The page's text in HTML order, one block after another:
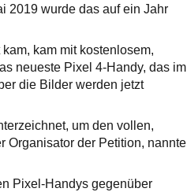
2019 wurde das auf ein Jahr
kam mit kostenlosem,
neueste Pixel 4-Handy, das im
die Bilder werden jetzt
um den vollen,
Organisator der Petition, nannte
Pixel-Handys gegenüber